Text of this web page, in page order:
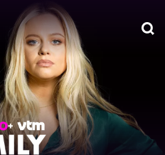
Emily Atack: